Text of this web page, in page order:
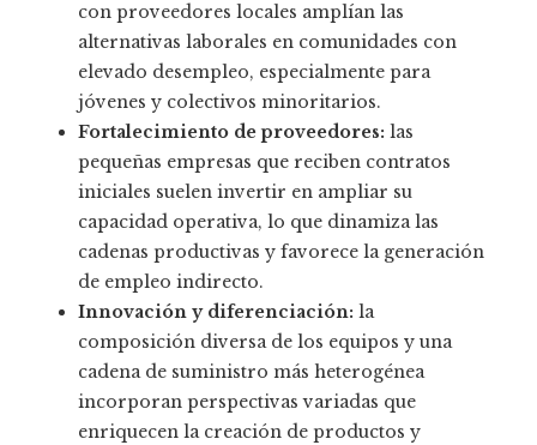
con proveedores locales amplían las
alternativas laborales en comunidades con
elevado desempleo, especialmente para
jóvenes y colectivos minoritarios.
Fortalecimiento de proveedores: las
pequeñas empresas que reciben contratos
iniciales suelen invertir en ampliar su
capacidad operativa, lo que dinamiza las
cadenas productivas y favorece la generación
de empleo indirecto.
Innovación y diferenciación: la
composición diversa de los equipos y una
cadena de suministro más heterogénea
incorporan perspectivas variadas que
enriquecen la creación de productos y